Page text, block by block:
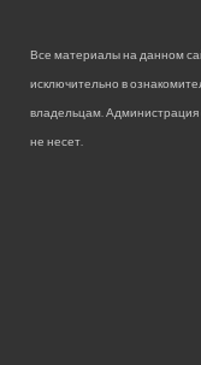
Все материалы на данном
исключительно в
владельцам. Администрация
не несет.